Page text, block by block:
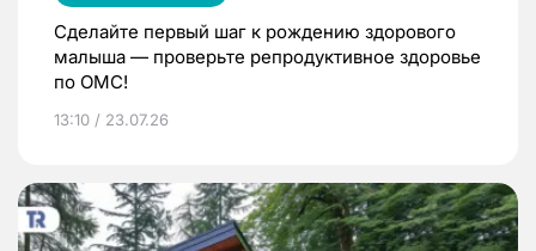
Сделайте первый шаг к рождению здорового
малыша — проверьте репродуктивное здоровье
по ОМС!
13:10 / 23.07.26